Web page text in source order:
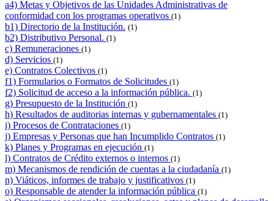
a4) Metas y Objetivos de las Unidades Administrativas de
conformidad con los programas operativos (1)
b1) Directorio de la Institución. (1)
b2) Distributivo Personal. (1)
c) Remuneraciones (1)
d) Servicios (1)
e) Contratos Colectivos (1)
f1) Formularios o Formatos de Solicitudes (1)
f2) Solicitud de acceso a la información pública. (1)
g) Presupuesto de la Institución (1)
h) Resultados de auditorias internas y gubernamentales (1)
i) Procesos de Contrataciones (1)
j) Empresas y Personas que han Incumplido Contratos (1)
k) Planes y Programas en ejecución (1)
l) Contratos de Crédito externos o internos (1)
m) Mecanismos de rendición de cuentas a la ciudadanía (1)
n) Viáticos, informes de trabajo y justificativos (1)
o) Responsable de atender la información pública (1)